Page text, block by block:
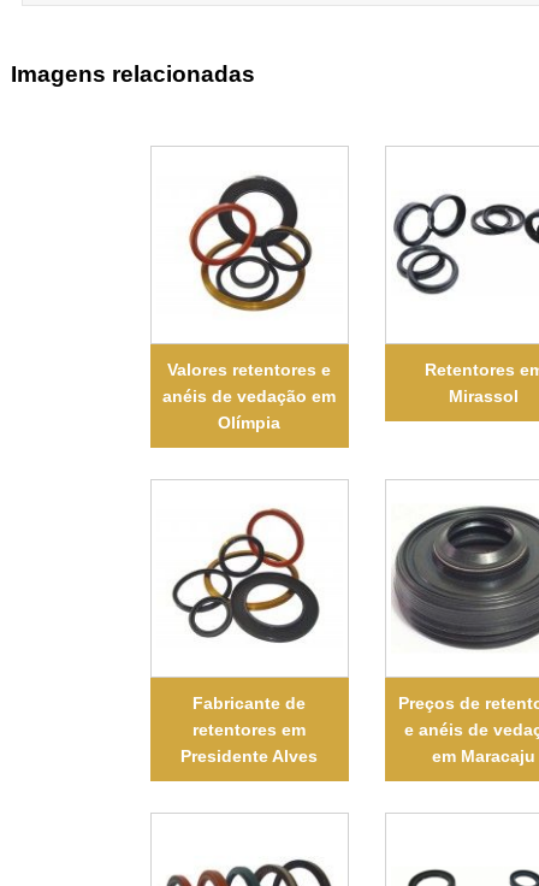
Imagens relacionadas
Valores retentores e
anéis de vedação em
Olímpia
Retentores
Mirassol
Fabricante de
retentores em
Presidente Alves
Preços de
e anéis de
em Maracaju